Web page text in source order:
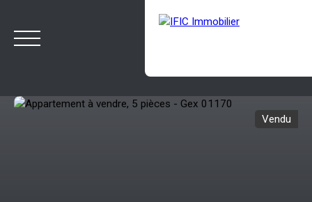
Vendu